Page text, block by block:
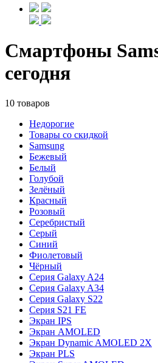
Смартфоны
сегодня
10 товаров
Недорогие
Товары со скидкой
Samsung
Бежевый
Белый
Голубой
Зелёный
Красный
Розовый
Серебристый
Серый
Синий
Фиолетовый
Чёрный
Серия Galaxy A24
Серия Galaxy A34
Серия Galaxy S22
Серия S21 FE
Экран IPS
Экран AMOLED
Экран Dynamic AMOLED 2X
Экран PLS